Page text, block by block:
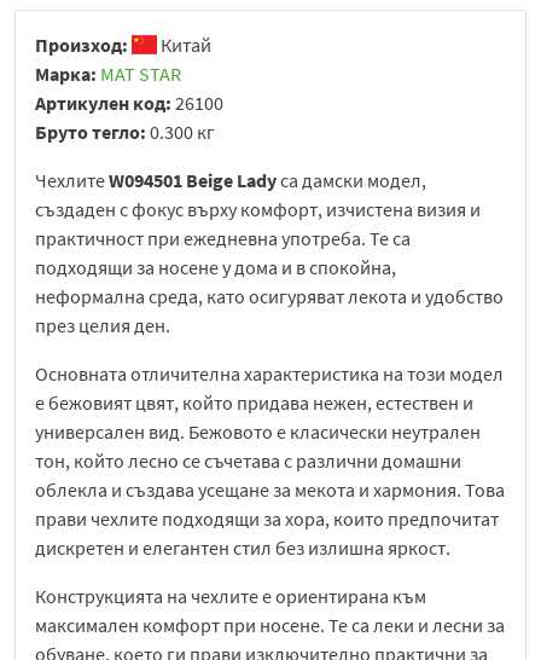
Произход:
Китай
Марка: MAT STAR
Артикулен код: 26100
Бруто тегло: 0.300 кг
ЧехлитеW094501 Beige Ladyса дамски модел,
създаден с фокус върху комфорт, изчистена визия и
практичност при ежедневна употреба. Те са
подходящи за носене у дома и в спокойна,
неформална среда, като осигуряват лекота и удобство
през целия ден.
Основната отличителна характеристика на този модел
е бежовият цвят, който придава нежен, естествен и
универсален вид. Бежовото е класически неутрален
тон, който лесно се съчетава с различни домашни
облекла и създава усещане за мекота и хармония. Това
прави чехлите подходящи за хора, които предпочитат
дискретен и елегантен стил без излишна яркост.
Конструкцията на чехлите е ориентирана към
максимален комфорт при носене. Те са леки и лесни за
обуване, което ги прави изключително практични за